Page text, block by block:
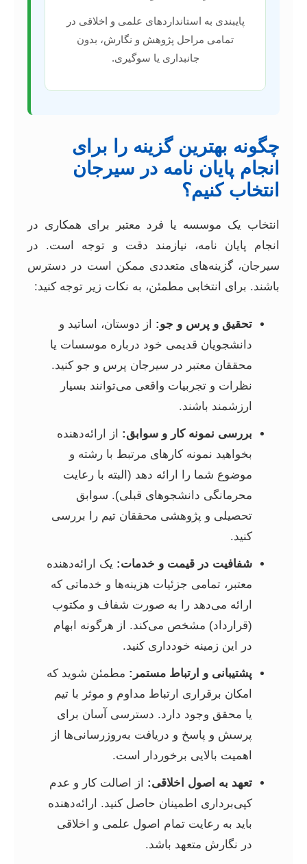
پایبندی به استانداردهای علمی و اخلاقی در
تمامی مراحل پژوهش و نگارش، بدون
جانبداری یا سوگیری.
چگونه بهترین گزینه را برای
انجام پایان نامه در سیرجان
انتخاب کنیم؟
انتخاب یک موسسه یا فرد معتبر برای همکاری در
انجام پایان نامه، نیازمند دقت و توجه است. در
سیرجان، گزینه‌های متعددی ممکن است در دسترس
باشند. برای انتخابی مطمئن، به نکات زیر توجه کنید:
تحقیق و پرس و جو: از دوستان، اساتید و
دانشجویان قدیمی خود درباره موسسات یا
محققان معتبر در سیرجان پرس و جو کنید.
نظرات و تجربیات واقعی می‌توانند بسیار
ارزشمند باشند.
بررسی نمونه کار و سوابق: از ارائه‌دهنده
بخواهید نمونه کارهای مرتبط با رشته و
موضوع شما را ارائه دهد (البته با رعایت
محرمانگی دانشجوهای قبلی). سوابق
تحصیلی و پژوهشی محققان تیم را بررسی
کنید.
شفافیت در قیمت و خدمات: یک ارائه‌دهنده
معتبر، تمامی جزئیات هزینه‌ها و خدماتی که
ارائه می‌دهد را به صورت شفاف و مکتوب
(قرارداد) مشخص می‌کند. از هرگونه ابهام
در این زمینه خودداری کنید.
پشتیبانی و ارتباط مستمر: مطمئن شوید که
امکان برقراری ارتباط مداوم و موثر با تیم
یا محقق وجود دارد. دسترسی آسان برای
پرسش و پاسخ و دریافت به‌روزرسانی‌ها از
اهمیت بالایی برخوردار است.
تعهد به اصول اخلاقی: از اصالت کار و عدم
کپی‌برداری اطمینان حاصل کنید. ارائه‌دهنده
باید به رعایت تمام اصول علمی و اخلاقی
در نگارش متعهد باشد.